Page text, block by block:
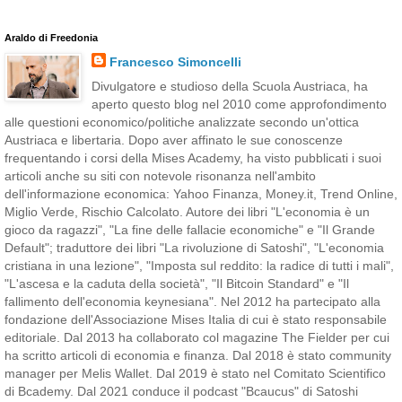
Araldo di Freedonia
Francesco Simoncelli
Divulgatore e studioso della Scuola Austriaca, ha
aperto questo blog nel 2010 come approfondimento
alle questioni economico/politiche analizzate secondo un'ottica
Austriaca e libertaria. Dopo aver affinato le sue conoscenze
frequentando i corsi della Mises Academy, ha visto pubblicati i suoi
articoli anche su siti con notevole risonanza nell'ambito
dell'informazione economica: Yahoo Finanza, Money.it, Trend Online,
Miglio Verde, Rischio Calcolato. Autore dei libri "L'economia è un
gioco da ragazzi", "La fine delle fallacie economiche" e "Il Grande
Default"; traduttore dei libri "La rivoluzione di Satoshi", "L'economia
cristiana in una lezione", "Imposta sul reddito: la radice di tutti i mali",
"L'ascesa e la caduta della società", "Il Bitcoin Standard" e "Il
fallimento dell'economia keynesiana". Nel 2012 ha partecipato alla
fondazione dell'Associazione Mises Italia di cui è stato responsabile
editoriale. Dal 2013 ha collaborato col magazine The Fielder per cui
ha scritto articoli di economia e finanza. Dal 2018 è stato community
manager per Melis Wallet. Dal 2019 è stato nel Comitato Scientifico
di Bcademy. Dal 2021 conduce il podcast "Bcaucus" di Satoshi